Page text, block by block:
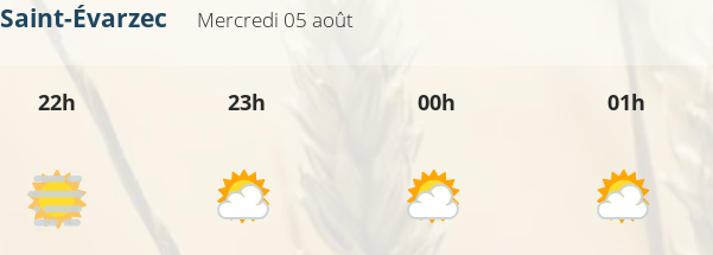
Saint-Évarzec Mercredi 05 août
22h 23h 00h 01h